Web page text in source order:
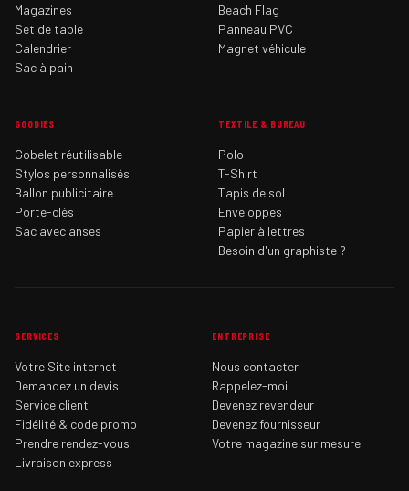
Magazines
Set de table
Calendrier
Sac à pain
Beach Flag
Panneau PVC
Magnet véhicule
GOODIES
Gobelet réutilisable
Stylos personnalisés
Ballon publicitaire
Porte-clés
Sac avec anses
TEXTILE & BUREAU
Polo
T-Shirt
Tapis de sol
Enveloppes
Papier à lettres
Besoin d'un graphiste ?
SERVICES
Votre Site internet
Demandez un devis
Service client
Fidélité & code promo
Prendre rendez-vous
Livraison express
ENTREPRISE
Nous contacter
Rappelez-moi
Devenez revendeur
Devenez fournisseur
Votre magazine sur mesure